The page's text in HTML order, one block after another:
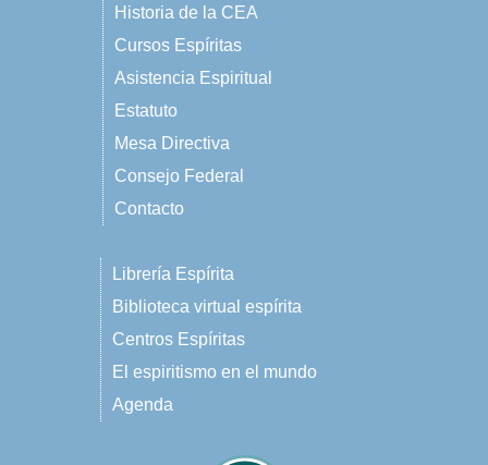
Historia de la CEA
Cursos Espíritas
Asistencia Espiritual
Estatuto
Mesa Directiva
Consejo Federal
Contacto
Librería Espírita
Biblioteca virtual espírita
Centros Espíritas
El espiritismo en el mundo
Agenda